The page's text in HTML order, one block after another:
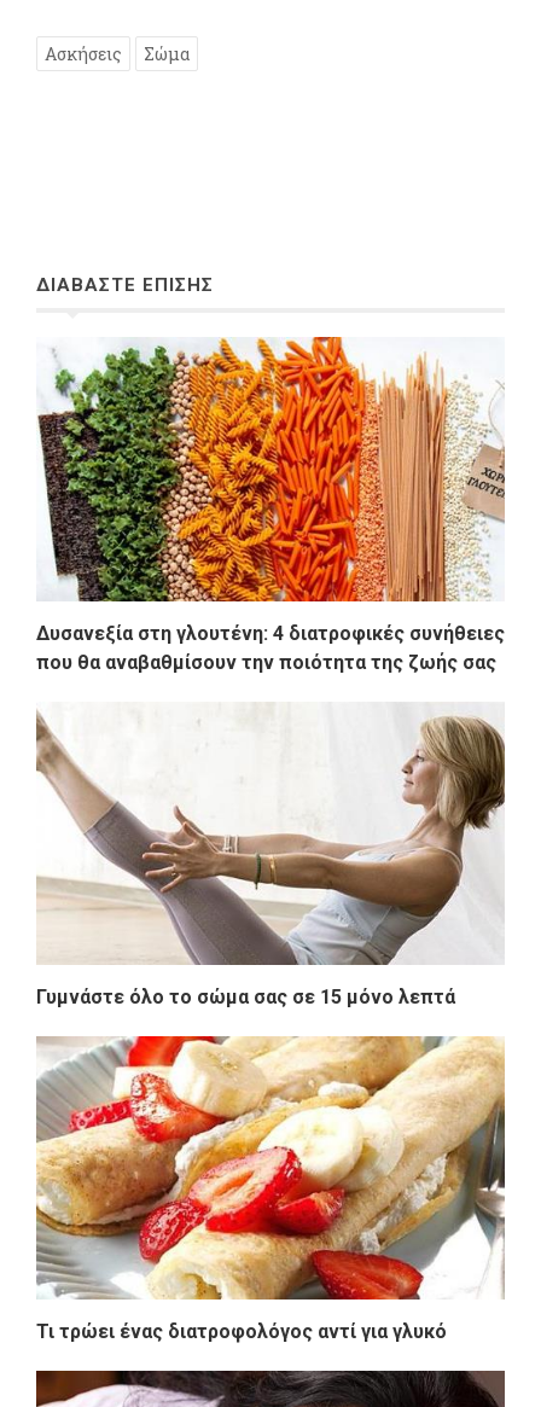
Ασκήσεις Σώμα
ΔΙΑΒΑΣΤΕ ΕΠΙΣΗΣ
Δυσανεξία στη γλουτένη: 4 διατροφικές συνήθειες
που θα αναβαθμίσουν την ποιότητα της ζωής σας
Γυμνάστε όλο το σώμα σας σε 15 μόνο λεπτά
Τι τρώει ένας διατροφολόγος αντί για γλυκό